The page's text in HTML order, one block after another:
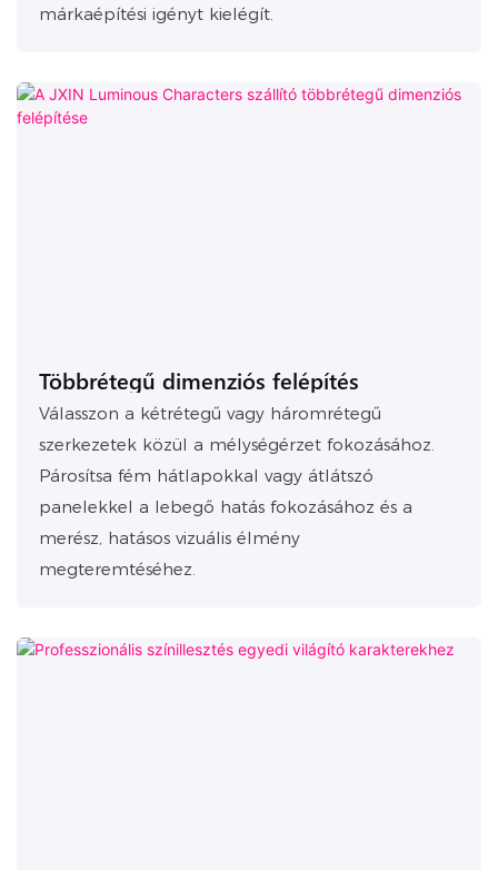
márkaépítési igényt kielégít.
Többrétegű dimenziós felépítés
Válasszon a kétrétegű vagy háromrétegű
szerkezetek közül a mélységérzet fokozásához.
Párosítsa fém hátlapokkal vagy átlátszó
panelekkel a lebegő hatás fokozásához és a
merész, hatásos vizuális élmény
megteremtéséhez.